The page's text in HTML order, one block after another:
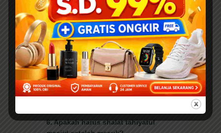
5. Bagaimana bunyi doa masuk
masjid yang lengkap?
Dalam riwayat Muslim:“A’udzu billahil
‘azhim wa biwajhihil karim wa sulthanihil
qadim minasy syaithanir rajim.
Allahummaftah li abwaba rahmatik.”
6. Apakah harus shalat tahiyatul